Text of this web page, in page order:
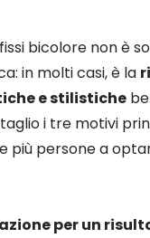
bicolore non è
in molti casi, è la
e stilistiche
i tre motivi
più persone a
per un